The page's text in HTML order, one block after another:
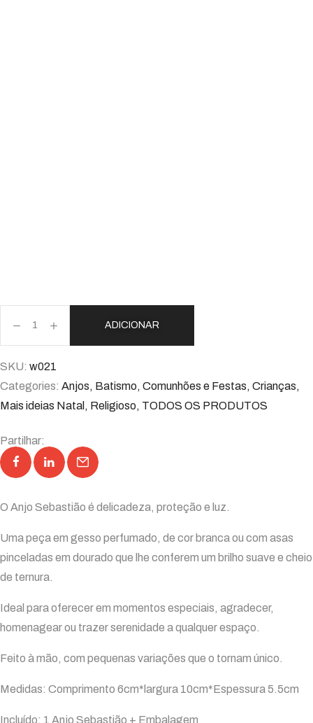
ADICIONAR
SKU: w021
Categories: Anjos, Batismo, Comunhões e Festas, Crianças,
Mais ideias Natal , Religioso, TODOS OS PRODUTOS
Partilhar:
O Anjo Sebastião é delicadeza, proteção e luz.
Uma peça em gesso perfumado, de cor branca ou com asas
pinceladas em dourado que lhe conferem um brilho suave e cheio
de ternura.
Ideal para oferecer em momentos especiais, agradecer,
homenagear ou trazer serenidade a qualquer espaço.
Feito à mão, com pequenas variações que o tornam único.
Medidas: Comprimento 6cm*largura 10cm*Espessura 5.5cm
Incluído: 1 Anjo Sebastião + Embalagem